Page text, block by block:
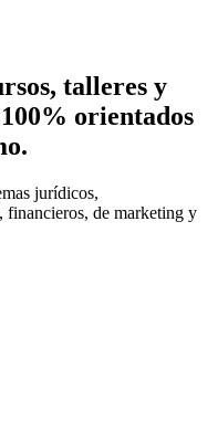
talleres y
orientados
jurídicos,
financieros, de marketing y